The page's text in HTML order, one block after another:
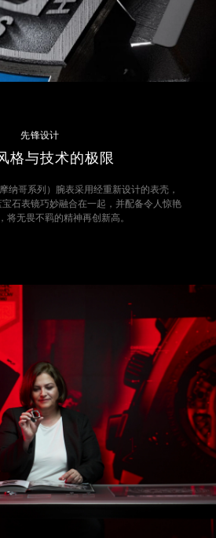
先锋设计
格与技术的极限
纳哥系列）腕表采用经重新设计的表壳，
石表镜巧妙融合在一起，并配备令人惊艳
将无畏不羁的精神再创新高。